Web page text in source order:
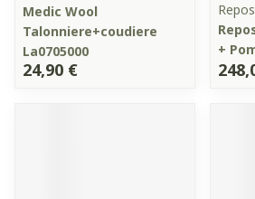
Medic Wool
Talonniere+coudiere
La0705000
24,90 €
+